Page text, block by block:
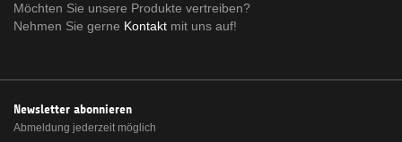
Möchten Sie unsere Produkte vertreiben?
Nehmen Sie gerne Kontakt mit uns auf!
Newsletter abonnieren
Abmeldung jederzeit möglich